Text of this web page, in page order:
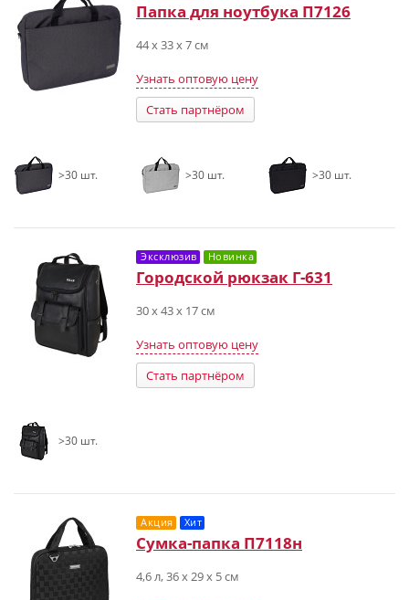
Папка для ноутбука П7126
44 х 33 х 7 см
Узнать оптовую цену
Стать партнёром
>30 шт. >30 шт. >30 шт.
Эксклюзив Новинка
Городской рюкзак Г-631
30 х 43 х 17 см
Узнать оптовую цену
Стать партнёром
>30 шт.
Акция Хит
Сумка-папка П7118н
4,6 л, 36 х 29 х 5 см